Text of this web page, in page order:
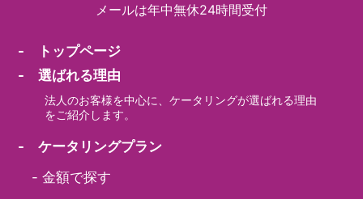
メールは年中無休24時間受付
- トップページ
- 選ばれる理由
法人のお客様を中心に、ケータリングが選ばれる理由
をご紹介します。
- ケータリングプラン
-金額で探す